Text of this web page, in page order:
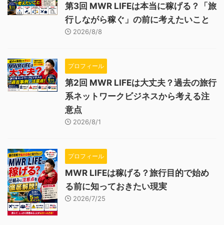
第3回 MWR LIFEは本当に稼げる？「旅
行しながら稼ぐ」の前に考えたいこと
2026/8/8
プロフィール
第2回 MWR LIFEは大丈夫？過去の旅行
系ネットワークビジネスから考える注
意点
2026/8/1
プロフィール
MWR LIFEは稼げる？旅行目的で始め
る前に知っておきたい現実
2026/7/25